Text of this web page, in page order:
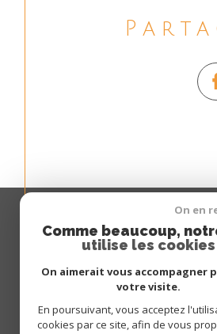
© 2026 |
On en
Comme beaucoup,
utilise les cookies
On aimerait vous accompagner
votre visite.
En poursuivant, vous acceptez
cookies par ce site, afin de vous